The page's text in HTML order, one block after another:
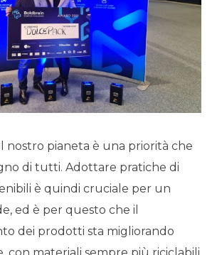
nostro pianeta è una priorità che
di tutti. Adottare pratiche di
è quindi cruciale per un
ed è per questo che il
dei prodotti sta migliorando